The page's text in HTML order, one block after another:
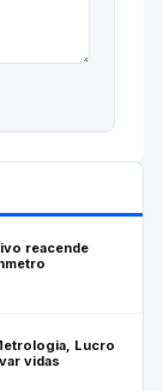
reacende
Lucro
vidas